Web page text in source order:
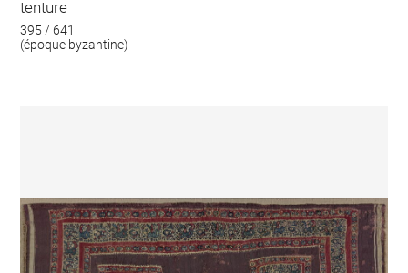
tenture
395 / 641
(époque byzantine)